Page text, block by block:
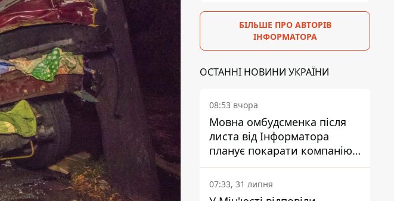
БІЛЬШЕ ПРО АВТОРІВ
ІНФОРМАТОРА
ОСТАННІ НОВИНИ УКРАЇНИ
08:53 вчора
Мовна омбудсменка після
листа від Інформатора
планує покарати компанію-
підрядника ПриватБанку
07:33, 31 липня